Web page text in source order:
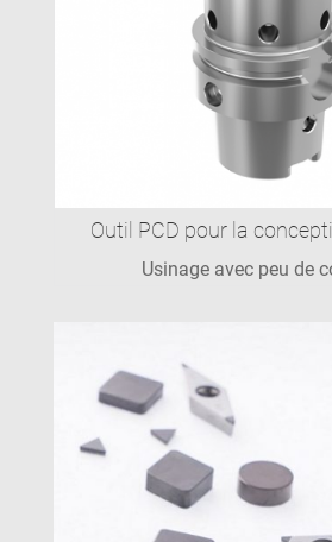
Outil PCD pour la
Usinage avec peu de